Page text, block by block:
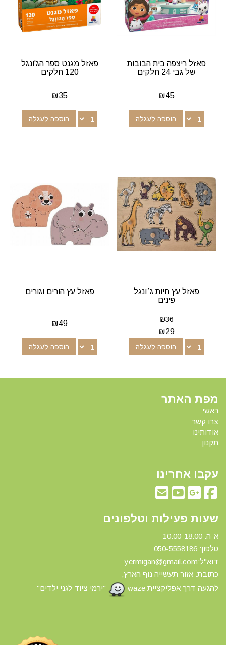
פאזל ריצפה בית הבובות
של גבי 24 חלקים
₪45
הוספה לעגלה
פאזל מגנט ספר הג'ונגל
120 חלקים
₪35
הוספה לעגלה
פאזל עץ חיות ג׳ונגל
פינים
₪36
₪29
הוספה לעגלה
פאזל עץ הורים וגורים
₪49
הוספה לעגלה
מפת האתר
ראשי
צרו קשר
אודותינו
תקנון
עקבו אחרינו
שעות פעילות וטלפונים
א-ה: 10:00-18:00
טלפון: 0 50-5558186
דוא"ל:yermigan@gmail.com
כתובת: אזור תעשייה נוף הארץ,
להגעה דרך אפליקציית waze
"ירמי ציוד לגני ילדים"